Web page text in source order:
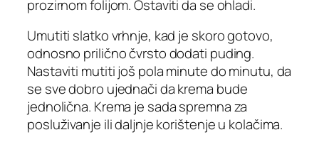
prozirnom folijom. Ostaviti da se ohladi.
Umutiti slatko vrhnje, kad je skoro gotovo,
odnosno prilično čvrsto dodati puding.
Nastaviti mutiti još pola minute do minutu, da
se sve dobro ujednači da krema bude
jednolična. Krema je sada spremna za
posluživanje ili daljnje korištenje u kolačima.